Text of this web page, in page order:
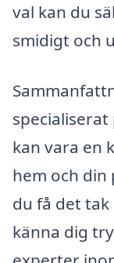
val kan du
smidigt och
kan vara en
hem och din
du få det
känna dig